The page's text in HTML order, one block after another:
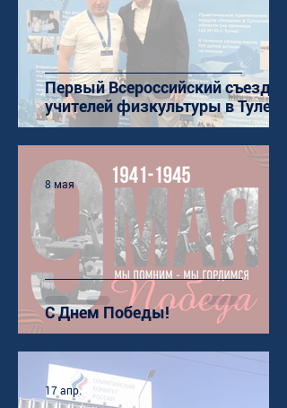
Первый Всероссийский съезд
учителей физкультуры в Туле
С Днем Победы!
8 мая
17 апр.